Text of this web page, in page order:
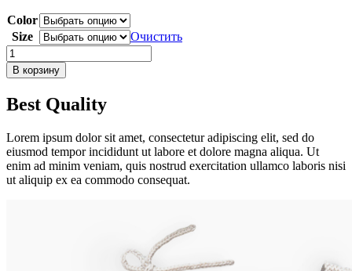
Color
Size
Очистить
Количество
товара
Babydoll
В корзину
Best Quality
Lorem ipsum dolor sit amet, consectetur adipiscing elit, sed do
eiusmod tempor incididunt ut labore et dolore magna aliqua. Ut
enim ad minim veniam, quis nostrud exercitation ullamco laboris nisi
ut aliquip ex ea commodo consequat.